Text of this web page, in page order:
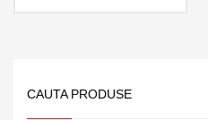
CAUTA PRODUSE